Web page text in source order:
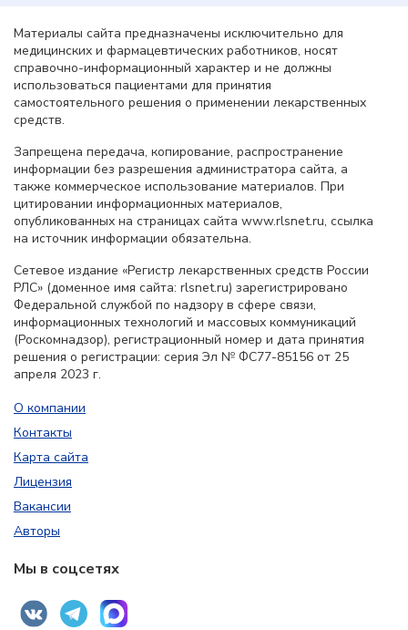
Материалы сайта предназначены исключительно для
медицинских и фармацевтических работников, носят
справочно-информационный характер и не должны
использоваться пациентами для принятия
самостоятельного решения о применении лекарственных
средств.
Запрещена передача, копирование, распространение
информации без разрешения администратора сайта, а
также коммерческое использование материалов. При
цитировании информационных материалов,
опубликованных на страницах сайта www.rlsnet.ru, ссылка
на источник информации обязательна.
Сетевое издание «Регистр лекарственных средств России
РЛС» (доменное имя сайта: rlsnet.ru) зарегистрировано
Федеральной службой по надзору в сфере связи,
информационных технологий и массовых коммуникаций
(Роскомнадзор), регистрационный номер и дата принятия
решения о регистрации: серия Эл № ФС77-85156 от 25
апреля 2023 г.
О компании
Контакты
Карта сайта
Лицензия
Вакансии
Авторы
Мы в соцсетях